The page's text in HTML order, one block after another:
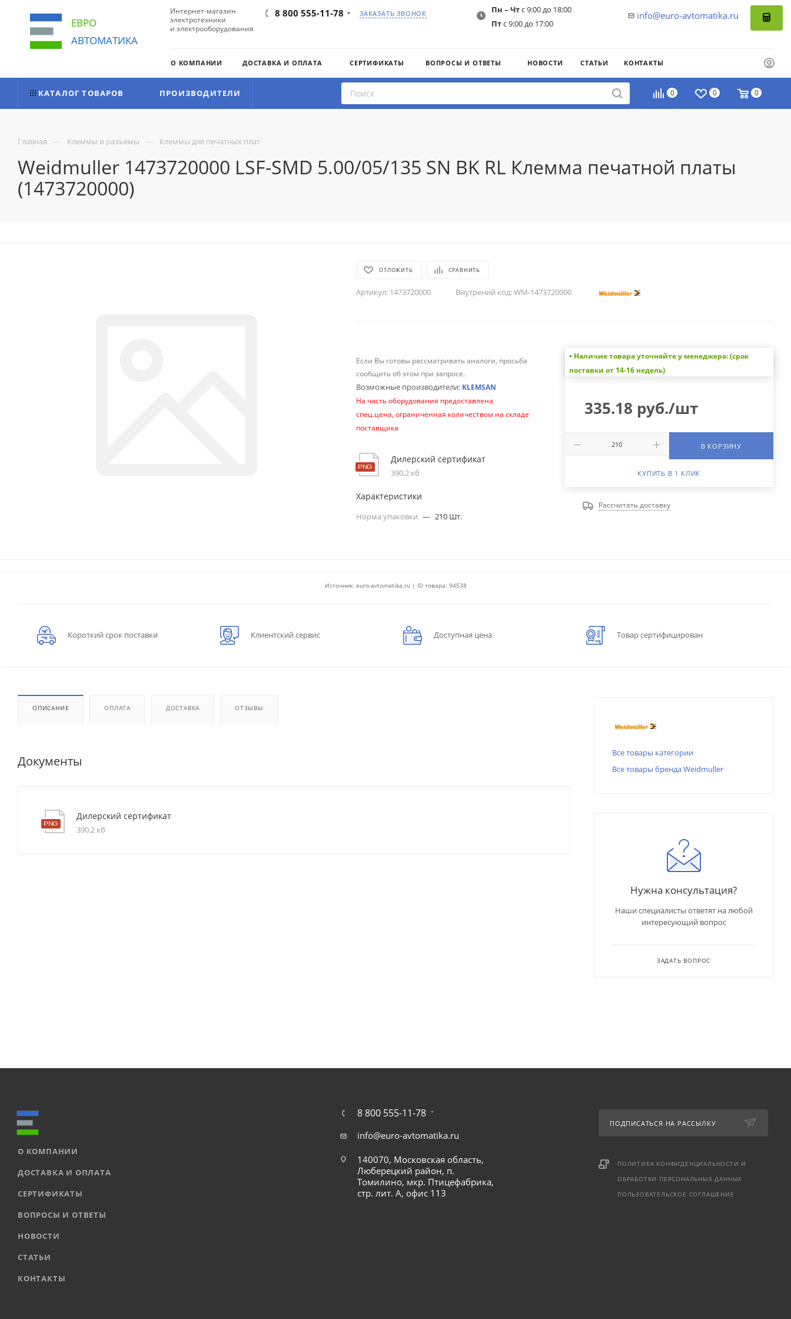
ЕВРО
АВТОМАТИКА
Интернет-магазин
электротехники
и электрооборудования
8 800 555-11-78 ЗАКАЗАТЬ ЗВОНОК info@euro-avtomatika.ru
Пн – Чтс 9:00 до 18:00
Птс 9:00 до 17:00
О КОМПАНИИ ДОСТАВКА И ОПЛАТА СЕРТИФИКАТЫ ВОПРОСЫ И ОТВЕТЫ НОВОСТИ СТАТЬИ КОНТАКТЫ
0 0 0
КАТАЛОГ ТОВАРОВ ПРОИЗВОДИТЕЛИ
Главная — Клеммы и разъемы — Клеммы для печатных плат
Weidmuller 1473720000 LSF-SMD 5.00/05/135 SN BK RL Клемма печатной платы
(1473720000)
ОТЛОЖИТЬ СРАВНИТЬ
Артикул: 1473720000 Внутрений код:WM-1473720000
Если Вы готовы рассматривать аналоги, просьба
сообщить об этом при запросе.
Возможные производители: KLEMSAN
На часть оборудования предоставлена
спец.цена, ограниченная количеством на складе
поставщика
Дилерский сертификат
390,2 кб
Характеристики
Норма упаковки — 210 Шт.
• Наличие товара уточняйте у менеджера: (срок
поставки от 14-16 недель)
335.18 руб./шт
В КОРЗИНУ
КУПИТЬ В 1 КЛИК
Рассчитать доставку
Источник: euro-avtomatika.ru | ID товара: 94538
Короткий срок поставки Клиентский сервис Доступная цена Товар сертифицирован
ОПИСАНИЕ ОПЛАТА ДОСТАВКА ОТЗЫВЫ
Документы
Дилерский сертификат
390,2 кб
Все товары категории
Все товары бренда Weidmuller
Нужна консультация?
Наши специалисты ответят на любой
интересующий вопрос
ЗАДАТЬ ВОПРОС
О КОМПАНИИ
ДОСТАВКА И ОПЛАТА
СЕРТИФИКАТЫ
ВОПРОСЫ И ОТВЕТЫ
НОВОСТИ
СТАТЬИ
КОНТАКТЫ
8 800 555-11-78
info@euro-avtomatika.ru
140070, Московская область,
Люберецкий район, п.
Томилино, мкр. Птицефабрика,
стр. лит. А, офис 113
ПОДПИСАТЬСЯ НА РАССЫЛКУ
ПОЛИТИКА КОНФИДЕНЦИАЛЬНОСТИ И
ОБРАБОТКИ ПЕРСОНАЛЬНЫХ ДАННЫХ
ПОЛЬЗОВАТЕЛЬСКОЕ СОГЛАШЕНИЕ